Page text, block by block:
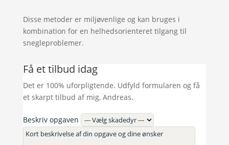
Disse metoder er miljøvenlige og kan bruges i
kombination for en helhedsorienteret tilgang til
snegleproblemer.
Få et tilbud idag
Det er 100% uforpligtende. Udfyld formularen og få
et skarpt tilbud af mig, Andreas.
Beskriv opgaven